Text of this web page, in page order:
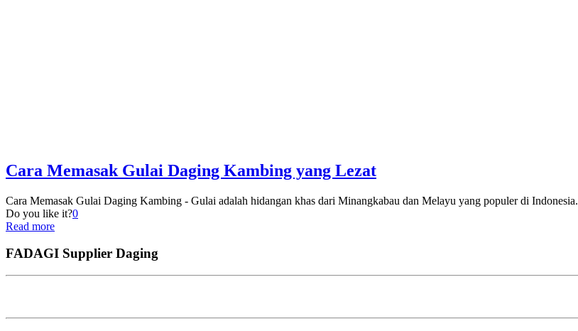
Cara Memasak Gulai Daging Kambing yang Lezat
Cara Memasak Gulai Daging Kambing - Gulai adalah hidangan khas dari Minangkabau dan Melayu yang populer di Indonesia.
Do you like it?0
Read more
FADAGI Supplier Daging